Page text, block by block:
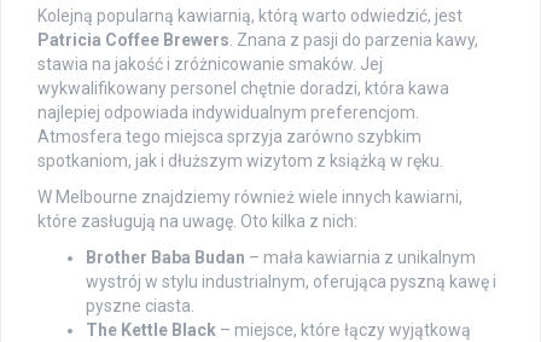
Kolejną popularną kawiarnią, którą warto odwiedzić, jest
Patricia Coffee Brewers . Znana z pasji do parzenia kawy,
stawia na jakość i zróżnicowanie smaków. Jej
wykwalifikowany personel chętnie doradzi, która kawa
najlepiej odpowiada indywidualnym preferencjom.
Atmosfera tego miejsca sprzyja zarówno szybkim
spotkaniom, jak i dłuższym wizytom z książką w ręku.
W Melbourne znajdziemy również wiele innych kawiarni,
które zasługują na uwagę. Oto kilka z nich:
Brother Baba Budan – mała kawiarnia z unikalnym
wystrój w stylu industrialnym, oferująca pyszną kawę i
pyszne ciasta.
The Kettle Black – miejsce, które łączy wyjątkową